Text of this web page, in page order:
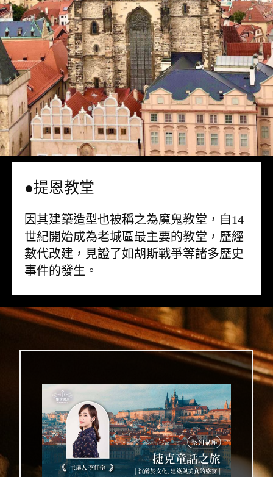
●提恩教堂
因其建築造型也被稱之為魔鬼教堂，自14
世紀開始成為老城區最主要的教堂，歷經
數代改建，見證了如胡斯戰爭等諸多歷史
事件的發生。